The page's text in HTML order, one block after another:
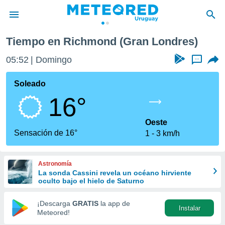
de
ha
calidad.
a este
las
y
forma
digital
basada
Tiempo en Richmond (Gran Londres)
05:52 Domingo ...
Soleado
16°
Sensación de 16°
Oeste
1
3 km/h
Astronomía
La sonda Cassini revela un océano hirviente
oculto bajo el hielo de Saturno
¡Descarga GRATIS la app de
Meteored!
Instalar